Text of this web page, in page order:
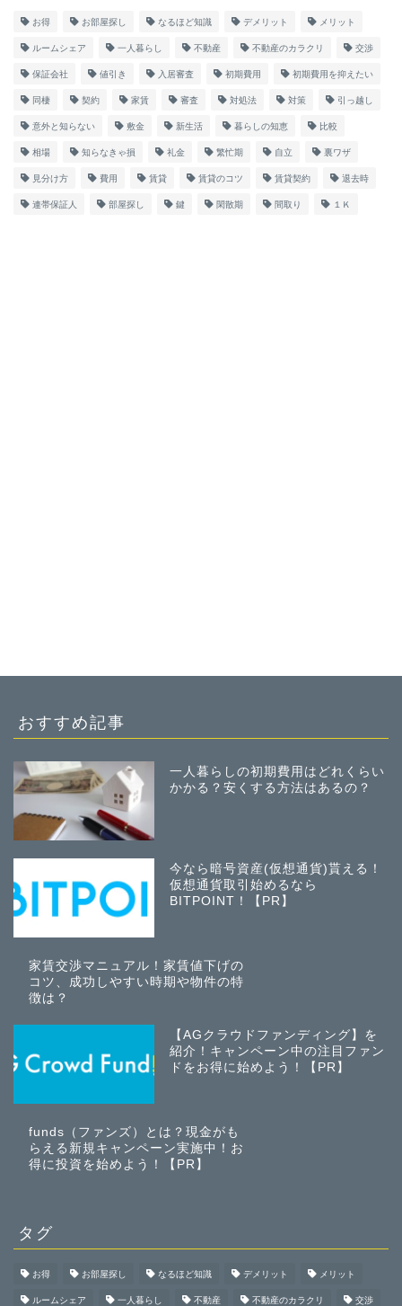
お得 お部屋探し なるほど知識 デメリット メリット
ルームシェア 一人暮らし 不動産 不動産のカラクリ 交渉
保証会社 値引き 入居審査 初期費用 初期費用を抑えたい
同棲 契約 家賃 審査 対処法 対策 引っ越し
意外と知らない 敷金 新生活 暮らしの知恵 比較
相場 知らなきゃ損 礼金 繁忙期 自立 裏ワザ
見分け方 費用 賃貸 賃貸のコツ 賃貸契約 退去時
連帯保証人 部屋探し 鍵 閑散期 間取り １Ｋ
おすすめ記事
一人暮らしの初期費用はどれくらい
かかる？安くする方法はあるの？
今なら暗号資産(仮想通貨)貰える！
仮想通貨取引始めるなら
BITPOINT！【PR】
家賃交渉マニュアル！家賃値下げの
コツ、成功しやすい時期や物件の特
徴は？
【AGクラウドファンディング】を
紹介！キャンペーン中の注目ファン
ドをお得に始めよう！【PR】
funds（ファンズ）とは？現金がも
らえる新規キャンペーン実施中！お
得に投資を始めよう！【PR】
タグ
お得 お部屋探し なるほど知識 デメリット メリット
ルームシェア 一人暮らし 不動産 不動産のカラクリ 交渉